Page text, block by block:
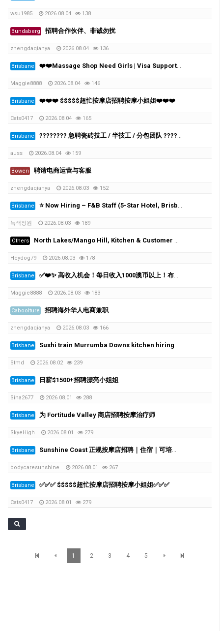
wsu1985 2026.08.04 138
Bundaberg 招聘合作伙伴、非诚勿扰
zhengdaqianya 2026.08.04 136
Brisbane ❤️❤️Massage Shop Need Girls | Visa Support Available❤️❤️
Maggie8888 2026.08.04 146
Brisbane ❤️❤️❤️ $$$$$超忙按摩店招聘按摩小姐姐❤️❤️❤️
Cats0417 2026.08.04 165
Brisbane ???????? 急聘瓷砖技工 / 半技工 / 分包团队 ????????
auss 2026.08.04 159
Bowen 聘请电商运营与客服
zhengdaqianya 2026.08.03 152
Brisbane ⭐️ Now Hiring – F&B Staff (5-Star Hotel, Brisbane City)
녹색정원 2026.08.03 189
Others North Lakes/Mango Hill, Kitchen & Customer Service Team Member Wanted (15–20 hrs/wk)
Heydog79 2026.08.03 178
Brisbane ✅❤️✨ 高收入机会！每日收入1000澳币以上！布里斯班高端按摩连锁诚聘员工 ❤️✨✅
Maggie8888 2026.08.03 183
Caboolture 招聘海外华人电商兼职
zhengdaqianya 2026.08.03 166
Brisbane Sushi train Murrumba Downs kitchen hiring
Stmd 2026.08.02 239
Brisbane 日薪$1500+招聘漂亮小姐姐
Sina2677 2026.08.01 288
Brisbane 为 Fortitude Valley 商店招聘按摩治疗师
SkyeHigh 2026.08.01 279
Brisbane Sunshine Coast 正规按摩店招聘｜住宿｜可培训｜周薪可破千
bodycaresunshine 2026.08.01 267
Brisbane ✅✅✅ $$$$$超忙按摩店招聘按摩小姐姐✅✅✅
Cats0417 2026.08.01 279
1 2 3 4 5